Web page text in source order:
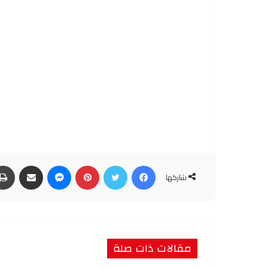
شاركها
فيسبوك تويتر بينتيريست ماسنجر مشاركة عبر البريد
مقالات ذات صلة